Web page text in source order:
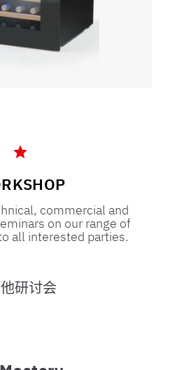
commercial and
on our range of
all interested parties.
研讨会